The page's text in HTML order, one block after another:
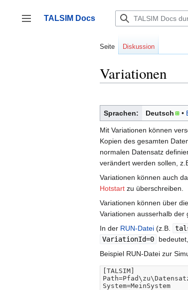
springen
Seitenleiste umschalten
TALSIM Docs
Seite Diskussion
Variationen
Sprachen: Deutsch
Mit Variationen können
Kopien des gesamten
normalen Datensatz
verändert werden sollen,
Variationen können auch
Hotstart zu überschreiben.
Variationen können über
Variationen ausserhalb der
In der RUN-Datei (z.B.
VariationId=0
Beispiel RUN-Datei zur
[TALSIM]
System=MeinSystem